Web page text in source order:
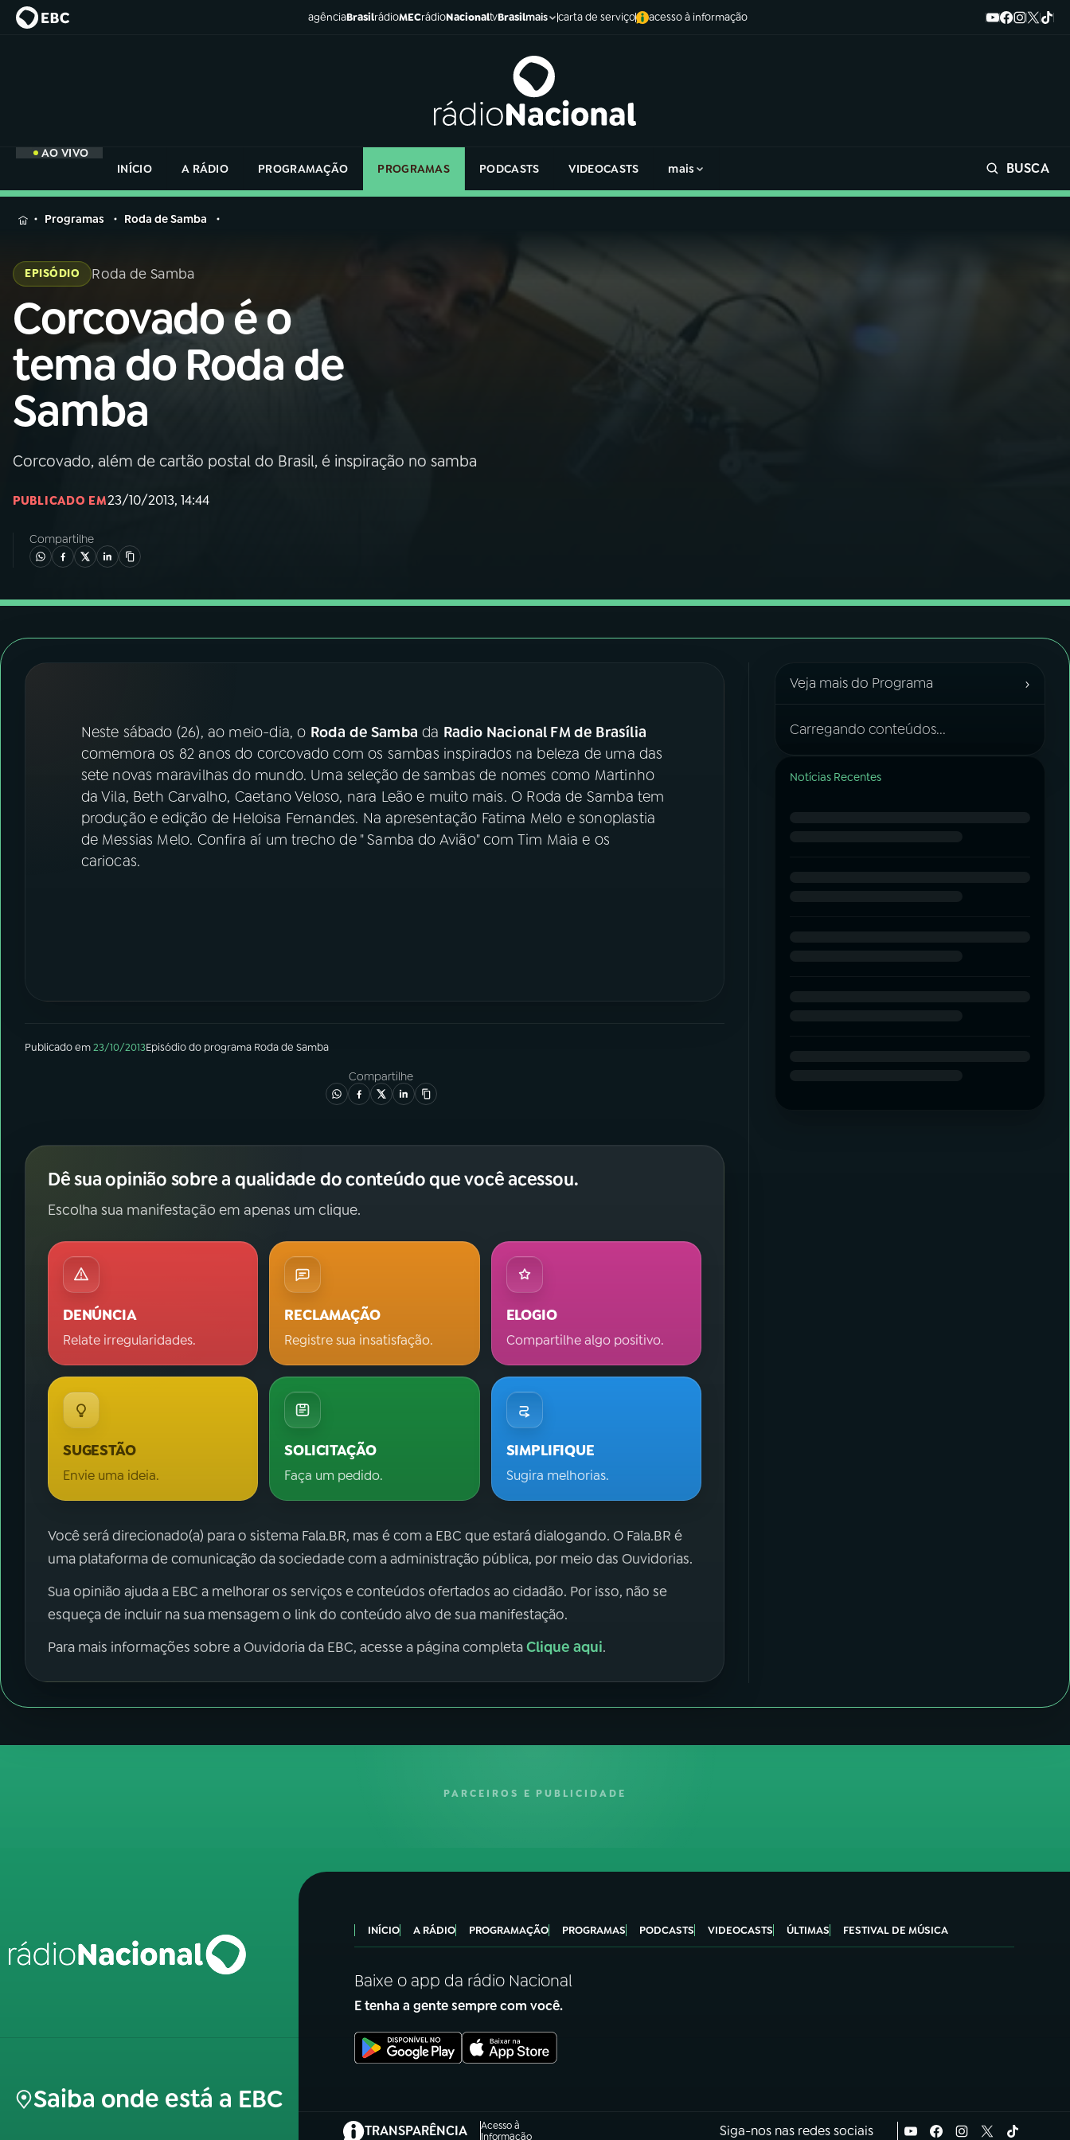
agênciaBrasilrádioMECrádioNacionaltvBrasilmais carta de serviço acesso à informação
AO VIVO
INÍCIO
A RÁDIO PROGRAMAÇÃO PROGRAMAS PODCASTS VIDEOCASTS mais BUSCA
MENU
Buscar
na
Rádio
Nacional
AO VIVO
01 INÍCIO
A RÁDIO
03PROGRAMAÇÃO
04PROGRAMAS
FESTIVAL DE MÚSICA
ACOMPANHE A RÁDIO NACIONAL
YouTube
na
Rádio
Programas Roda de Samba
EPISÓDIO Roda de Samba
Corcovado é o
tema do Roda de
Samba
Corcovado, além de cartão postal do Brasil, é inspiração no samba
PUBLICADO EM23/10/2013, 14:44
Compartilhe
Neste sábado (26), ao meio-dia, o Roda de Samba da Radio Nacional FM de Brasília
comemora os 82 anos do corcovado com os sambas inspirados na beleza de uma das
sete novas maravilhas do mundo. Uma seleção de sambas de nomes como Martinho
da Vila, Beth Carvalho, Caetano Veloso, nara Leão e muito mais. O Roda de Samba tem
produção e edição de Heloisa Fernandes. Na apresentação Fatima Melo e sonoplastia
de Messias Melo. Confira aí um trecho de " Samba do Avião" com Tim Maia e os
cariocas.
Publicado em23/10/2013Episódiodo programa Roda de Samba
Compartilhe
Dê sua opinião sobre a qualidade do conteúdo que você acessou.
Escolha sua manifestação em apenas um clique.
DENÚNCIA
Relate irregularidades.
RECLAMAÇÃO
Registre sua insatisfação.
ELOGIO
Compartilhe algo positivo.
SUGESTÃO
Envie uma ideia.
SOLICITAÇÃO
Faça um pedido.
SIMPLIFIQUE
Sugira melhorias.
Você será direcionado(a) para o sistema Fala.BR, mas é com a EBC que estará dialogando. O Fala.BR é
uma plataforma de comunicação da sociedade com a administração pública, por meio das Ouvidorias.
Sua opinião ajuda a EBC a melhorar os serviços e conteúdos ofertados ao cidadão. Por isso, não se
esqueça de incluir na sua mensagem o link do conteúdo alvo de sua manifestação.
Para mais informações sobre a Ouvidoria da EBC, acesse a página completaClique aqui.
Veja mais do Programa ›
Carregando conteúdos...
Notícias Recentes
PARCEIROS E PUBLICIDADE
Saiba onde está a EBC
INÍCIO A RÁDIO PROGRAMAÇÃO PROGRAMAS PODCASTS VIDEOCASTS ÚLTIMAS FESTIVAL DE MÚSICA
Baixe o app da rádio Nacional
E tenha a gente sempre com você.
TRANSPARÊNCIA
Acesso à
Informação
Siga-nos nas redes sociais